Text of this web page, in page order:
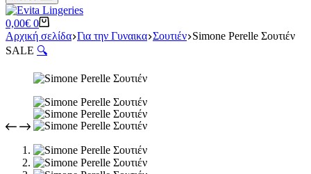
Καλάθι
Αγορών
0,00€ 0
Αρχική σελίδα Για την Γυναικα Σουτιέν Simone Perelle Σουτιέν
SALE 🔍